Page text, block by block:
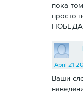
пока
просто
April 21
Ваши